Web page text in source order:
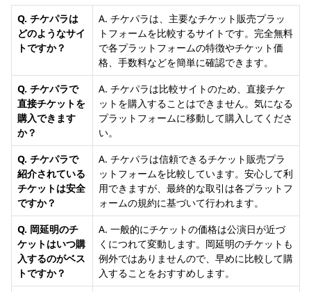
Q. チケパラは
どのようなサイ
トですか？
A. チケパラは、主要なチケット販売プラッ
トフォームを比較するサイトです。完全無料
で各プラットフォームの特徴やチケット価
格、手数料などを簡単に確認できます。
Q. チケパラで
直接チケットを
購入できます
か？
A. チケパラは比較サイトのため、直接チケ
ットを購入することはできません。気になる
プラットフォームに移動して購入してくださ
い。
Q. チケパラで
紹介されている
チケットは安全
ですか？
A. チケパラは信頼できるチケット販売プラ
ットフォームを比較しています。安心して利
用できますが、最終的な取引は各プラットフ
ォームの規約に基づいて行われます。
Q. 岡延明のチ
ケットはいつ購
入するのがベス
トですか？
A. 一般的にチケットの価格は公演日が近づ
くにつれて変動します。岡延明のチケットも
例外ではありませんので、早めに比較して購
入することをおすすめします。